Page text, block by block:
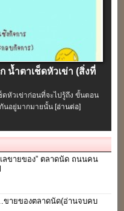
น้ำตาเช็ดหัวเข่า (สิ่งที่
ดหัวเข่าก่อนที่จะไปรู้ถึง ขั้นตอน
กันอยู่มากมายนั้น[อ่านต่อ]
ลขายของ” ตลาดนัด ถนนคน
ขายของตลาดนัด(อ่านจบคบ